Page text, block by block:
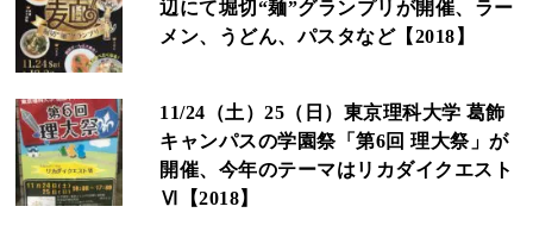
辺にて堀切“麺”グランプリが開催、ラー
メン、うどん、パスタなど【2018】
11/24（土）25（日）東京理科大学 葛飾
キャンパスの学園祭「第6回 理大祭」が
開催、今年のテーマはリカダイクエスト
Ⅵ【2018】